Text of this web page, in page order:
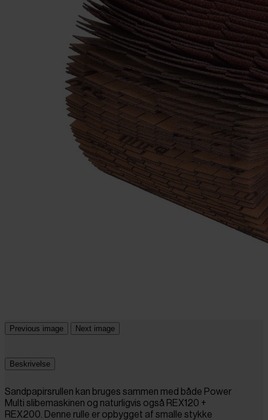
Previous image Next image
Beskrivelse
Sandpapirsrullen kan bruges sammen med både Power
Multi slibemaskinen og naturligvis også REX120 +
REX200. Denne rulle er opbygget af smalle stykke